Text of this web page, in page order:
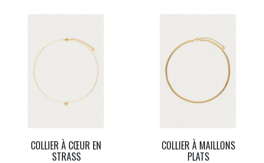
COLLIER À CŒUR EN
STRASS
COLLIER À MAILLONS
PLATS